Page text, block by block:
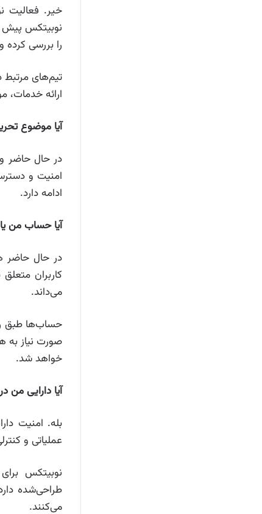
خیر. فعالیت
نوبیتکس پیش
را بررسی
تیم‌های مرتبط
ارائه
آیا موضوع
در حال حاضر
امنیت و
ادامه دارد.
آیا حساب من
در حال حاضر
کاربران
می‌داند.
حساب‌ها طبق
صورت نیاز به
خواهد شد.
آیا دارایی
بله. امنیت
عملیاتی و
نوبیتکس
طراحی‌شده
می‌کنند.